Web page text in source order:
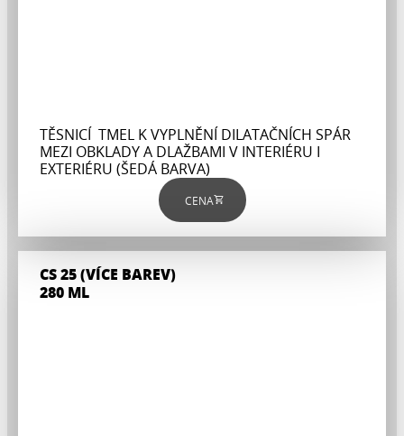
TĚSNICÍ TMEL K VYPLNĚNÍ DILATAČNÍCH SPÁR
MEZI OBKLADY A DLAŽBAMI V INTERIÉRU I
EXTERIÉRU (ŠEDÁ BARVA)
CENA
CS 25 (VÍCE BAREV)
280 ML